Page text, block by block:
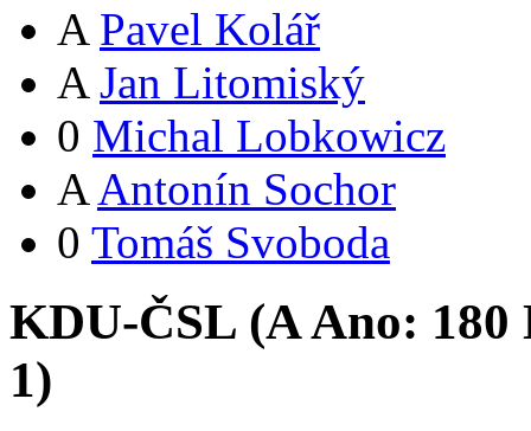
A Pavel Kolář
A Jan Litomiský
0 Michal Lobkowicz
A Antonín Sochor
0 Tomáš Svoboda
KDU-ČSL (AAno: 180
1)